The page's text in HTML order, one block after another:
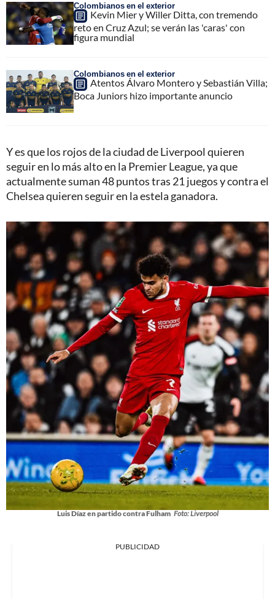
Colombianos en el exterior
Kevin Mier y Willer Ditta, con tremendo
reto en Cruz Azul; se verán las 'caras' con
figura mundial
Colombianos en el exterior
Atentos Álvaro Montero y Sebastián Villa;
Boca Juniors hizo importante anuncio
Y es que los rojos de la ciudad de Liverpool quieren
seguir en lo más alto en la Premier League, ya que
actualmente suman 48 puntos tras 21 juegos y contra el
Chelsea quieren seguir en la estela ganadora.
Luis Díaz en partido contra Fulham Foto: Liverpool
PUBLICIDAD